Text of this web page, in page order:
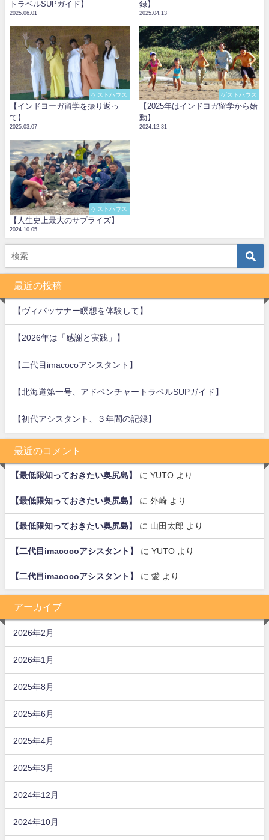
トラベルSUPガイド】
2025.06.01
録】
2025.04.13
ゲストハウス
【インドヨーガ留学を振り返っ
て】
2025.03.07
ゲストハウス
【2025年はインドヨガ留学から始
動】
2024.12.31
ゲストハウス
【人生史上最大のサプライズ】
2024.10.05
最近の投稿
【ヴィパッサナー瞑想を体験して】
【2026年は「感謝と実践」】
【二代目imacocoアシスタント】
【北海道第一号、アドベンチャートラベルSUPガイド】
【初代アシスタント、３年間の記録】
最近のコメント
【最低限知っておきたい奥尻島】 に YUTO より
【最低限知っておきたい奥尻島】 に 外崎 より
【最低限知っておきたい奥尻島】 に 山田太郎 より
【二代目imacocoアシスタント】 に YUTO より
【二代目imacocoアシスタント】 に 愛 より
アーカイブ
2026年2月
2026年1月
2025年8月
2025年6月
2025年4月
2025年3月
2024年12月
2024年10月